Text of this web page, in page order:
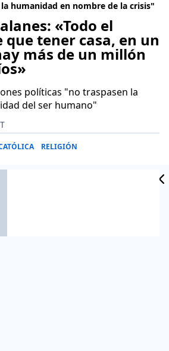
humanidad en nombre de la crisis"
«Todo el
tener casa, en un
más de un millón
políticas "no traspasen la
del ser humano"
RELIGIÓN
a sufrir de verdad, y el sentido